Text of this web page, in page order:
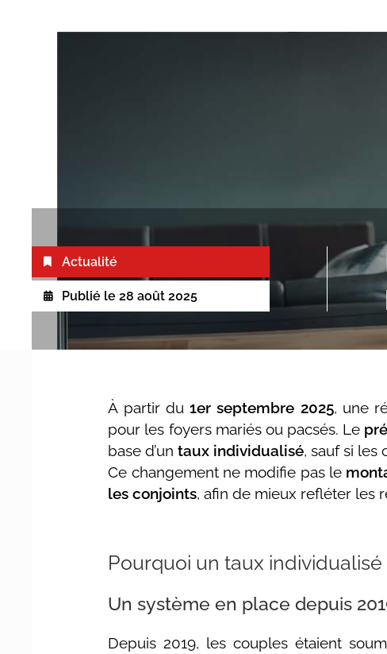
Actualité
Publié le 28 août 2025
À partir du1er septembre 2025, une
pour les foyers mariés ou pacsés. Le
base d’untaux individualisé, sauf si les
Ce changement ne modifie pas le
les conjoints, afin de mieux refléter les
Pourquoi un taux
Un système en place depuis
Depuis 2019, les couples étaient